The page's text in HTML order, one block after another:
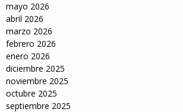
mayo 2026
abril 2026
marzo 2026
febrero 2026
enero 2026
diciembre 2025
noviembre 2025
octubre 2025
septiembre 2025